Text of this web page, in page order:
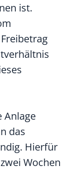
ist.
Anlage
das
Hierfür
Wochen